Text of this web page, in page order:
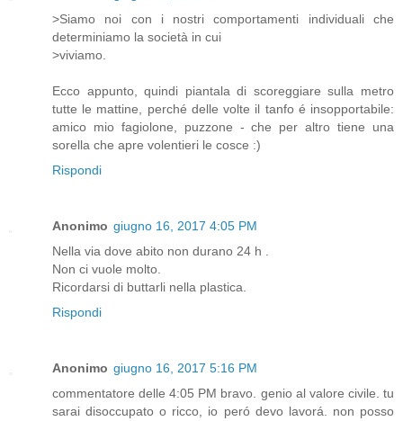
>Siamo noi con i nostri comportamenti individuali che
determiniamo la società in cui
>viviamo.
Ecco appunto, quindi piantala di scoreggiare sulla metro
tutte le mattine, perché delle volte il tanfo é insopportabile:
amico mio fagiolone, puzzone - che per altro tiene una
sorella che apre volentieri le cosce :)
Rispondi
Anonimo giugno 16, 2017 4:05 PM
Nella via dove abito non durano 24 h .
Non ci vuole molto.
Ricordarsi di buttarli nella plastica.
Rispondi
Anonimo giugno 16, 2017 5:16 PM
commentatore delle 4:05 PM bravo. genio al valore civile. tu
sarai disoccupato o ricco, io peró devo lavorá. non posso